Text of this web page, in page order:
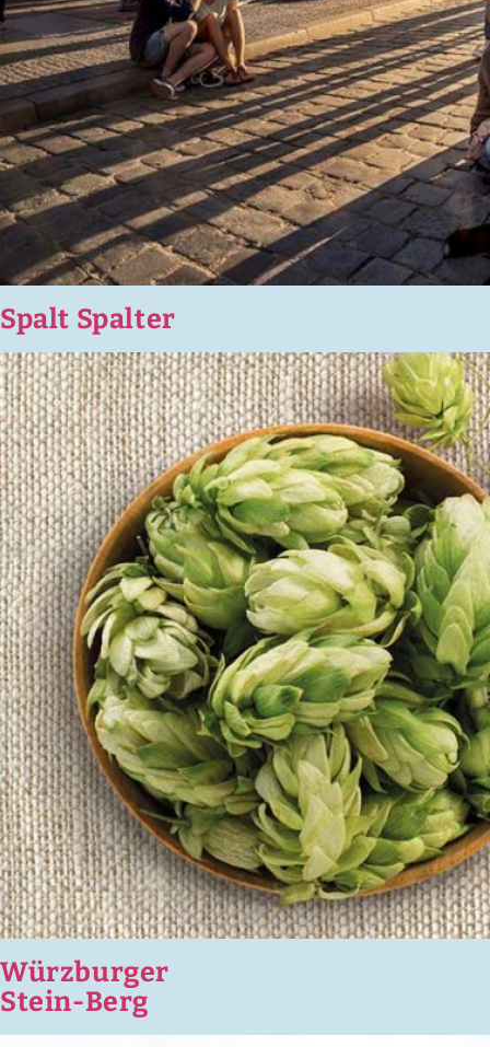
Spalt Spalter
Würzburger
Stein-Berg